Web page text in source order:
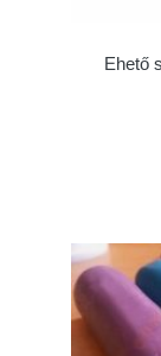
Ehető